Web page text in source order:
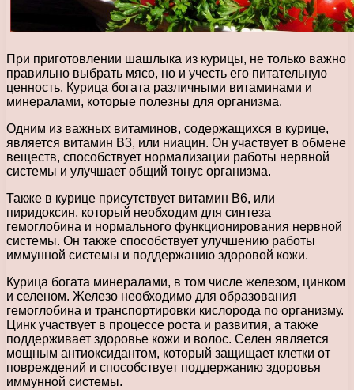
При приготовлении шашлыка из курицы, не только важно
правильно выбрать мясо, но и учесть его питательную
ценность. Курица богата различными витаминами и
минералами, которые полезны для организма.
Одним из важных витаминов, содержащихся в курице,
является витамин В3, или ниацин. Он участвует в обмене
веществ, способствует нормализации работы нервной
системы и улучшает общий тонус организма.
Также в курице присутствует витамин В6, или
пиридоксин, который необходим для синтеза
гемоглобина и нормального функционирования нервной
системы. Он также способствует улучшению работы
иммунной системы и поддержанию здоровой кожи.
Курица богата минералами, в том числе железом, цинком
и селеном. Железо необходимо для образования
гемоглобина и транспортировки кислорода по организму.
Цинк участвует в процессе роста и развития, а также
поддерживает здоровье кожи и волос. Селен является
мощным антиоксидантом, который защищает клетки от
повреждений и способствует поддержанию здоровья
иммунной системы.